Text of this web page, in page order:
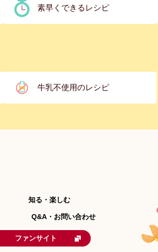
素早くできるレシピ
牛乳不使用のレシピ
知る・楽しむ
Q&A・お問い合わせ
ファンサイト